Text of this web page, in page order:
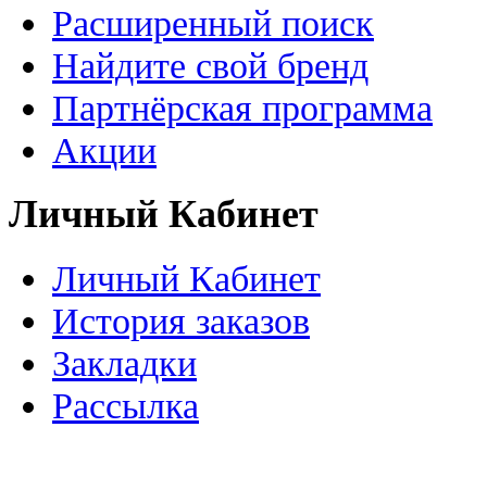
Расширенный поиск
Найдите свой бренд
Партнёрская программа
Акции
Личный Кабинет
Личный Кабинет
История заказов
Закладки
Рассылка